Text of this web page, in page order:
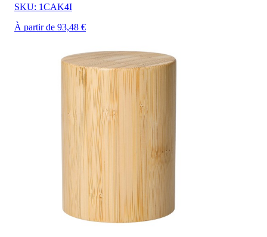
SKU: 1CAK4I
À partir de 93,48 €